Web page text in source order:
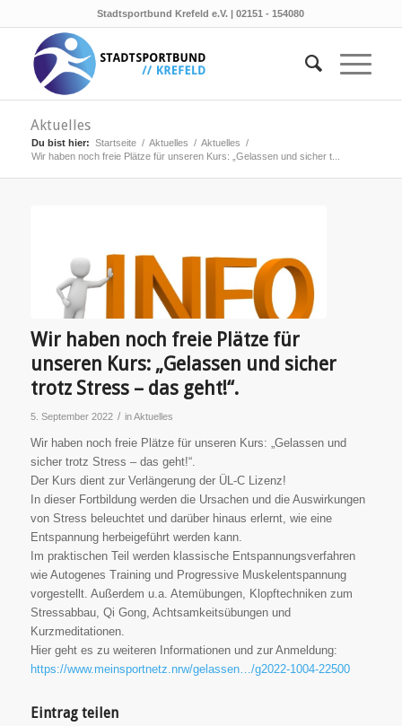
Stadtsportbund Krefeld e.V. | 02151 - 154080
Aktuelles
Du bist hier: Startseite / Aktuelles / Aktuelles /
Wir haben noch freie Plätze für unseren Kurs: „Gelassen und sicher t...
Wir haben noch freie Plätze für
unseren Kurs: „Gelassen und sicher
trotz Stress – das geht!“.
5. September 2022 / inAktuelles
Wir haben noch freie Plätze für unseren Kurs: „Gelassen und
sicher trotz Stress – das geht!“.
Der Kurs dient zur Verlängerung der ÜL-C Lizenz!
In dieser Fortbildung werden die Ursachen und die Auswirkungen
von Stress beleuchtet und darüber hinaus erlernt, wie eine
Entspannung herbeigeführt werden kann.
Im praktischen Teil werden klassische Entspannungsverfahren
wie Autogenes Training und Progressive Muskelentspannung
vorgestellt. Außerdem u.a. Atemübungen, Klopftechniken zum
Stressabbau, Qi Gong, Achtsamkeitsübungen und
Kurzmeditationen.
Hier geht es zu weiteren Informationen und zur Anmeldung:
https://www.meinsportnetz.nrw/gelassen…/g2022-1004-22500
Eintrag teilen